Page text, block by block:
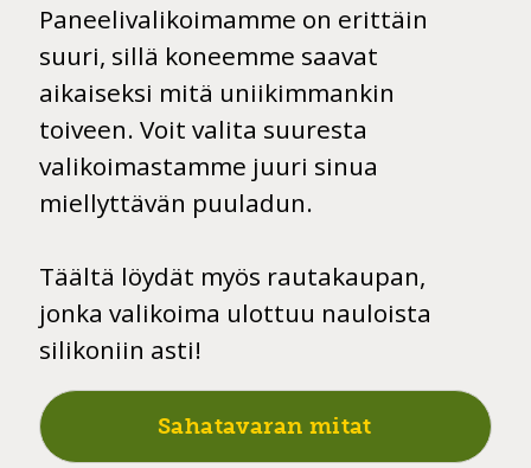
Paneelivalikoimamme on erittäin
suuri, sillä koneemme saavat
aikaiseksi mitä uniikimmankin
toiveen. Voit valita suuresta
valikoimastamme juuri sinua
miellyttävän puuladun.
Täältä löydät myös rautakaupan,
jonka valikoima ulottuu nauloista
silikoniin asti!
Sahatavaran mitat
Sahatavaran mitat